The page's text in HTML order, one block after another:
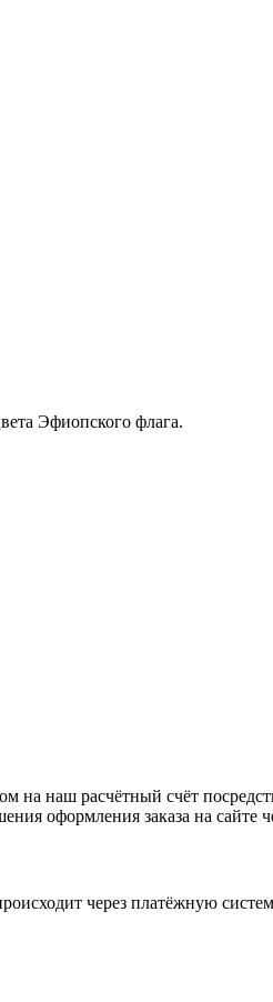
Эфиопского флага.
наш расчётный счёт
оформления заказа на сайте
через платёжную